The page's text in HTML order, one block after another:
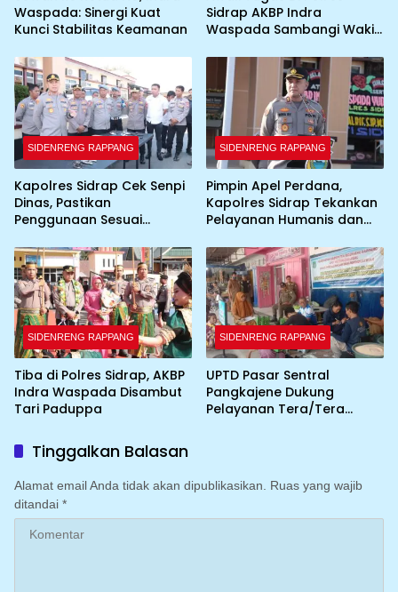
Waspada: Sinergi Kuat
Kunci Stabilitas Keamanan
Sidrap AKBP Indra
Waspada Sambangi Wakil
SIDENRENG RAPPANG
Kapolres Sidrap Cek Senpi
Dinas, Pastikan
Penggunaan Sesuai
SIDENRENG RAPPANG
Pimpin Apel Perdana,
Kapolres Sidrap Tekankan
Pelayanan Humanis dan
SIDENRENG RAPPANG
Tiba di Polres Sidrap, AKBP
Indra Waspada Disambut
Tari Paduppa
SIDENRENG RAPPANG
UPTD Pasar Sentral
Pangkajene Dukung
Pelayanan Tera/Tera
Tinggalkan Balasan
Alamat email Anda tidak akan dipublikasikan. Ruas yang wajib
ditandai *